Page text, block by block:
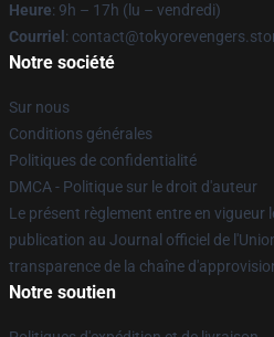
Heure: 9h – 17h (lu – vendredi)
Courriel :
Notre société
Sur nous
Conditions générales
Politiques de confidentialité
DMCA - Politique sur le droit d'auteur
Le présent règlement entre en vigueur
publication au Journal officiel de
transparence de la chaîne
Notre soutien